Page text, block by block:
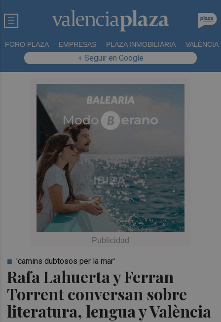
FORO PLAZA EMPRESAS PLAZA INMOBILIARIA VALÈNCIA
+ Seguir en Google
Rafa Lahuerta y Ferran
Torrent conversan sobre
literatura, lengua y València
'camins dubtosos per la mar'